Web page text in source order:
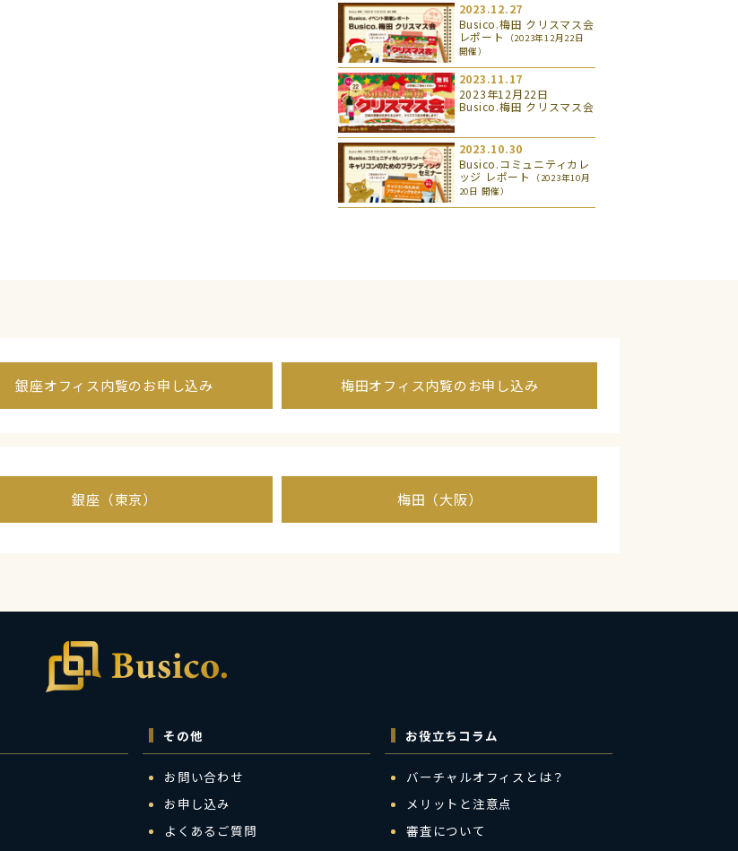
2023.12.27
Busico.梅田 クリスマス会
レポート
（2023年12月22日
開催）
2023.11.17
2023年12月22日
Busico.梅田 クリスマス会
2023.10.30
Busico.コミュニティカレ
ッジ レポート
（2023年10月
20日 開催）
銀座オフィス内覧のお申し込み 梅田オフィス内覧のお申し込み
銀座（東京） 梅田（大阪）
その他
お問い合わせ
お申し込み
よくあるご質問
お役立ちコラム
バーチャルオフィスとは？
メリットと注意点
審査について